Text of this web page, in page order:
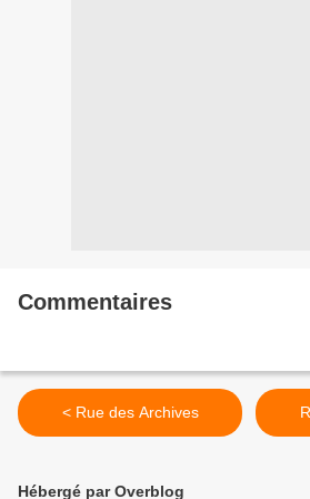
Commentaires
< Rue des Archives
Hébergé par Overblog